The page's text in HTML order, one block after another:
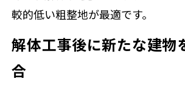
較的低い粗整地が最適です。
解体工事後に新たな建物
合